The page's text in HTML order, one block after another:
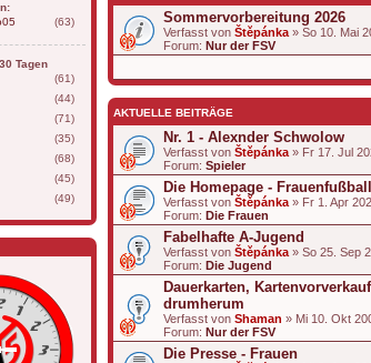
Sommervorbereitung 2026
Verfasst von Štěpánka » So 10. Mai
Forum: Nur der FSV
AKTUELLE BEITRÄGE
Nr. 1 - Alexnder Schwolow
Verfasst von Štěpánka » Fr 17. Jul
Forum: Spieler
Die Homepage - Frauenfußball
Verfasst von Štěpánka » Fr 1. Apr
Forum: Die Frauen
Fabelhafte A-Jugend
Verfasst von Štěpánka » So 25. Sep
Forum: Die Jugend
Dauerkarten,
drumherum
Verfasst von Shaman » Mi 10. Okt
Forum: Nur der FSV
Die Presse - Frauen
(63)
Tagen
(61)
(44)
(71)
(35)
(68)
(45)
(49)